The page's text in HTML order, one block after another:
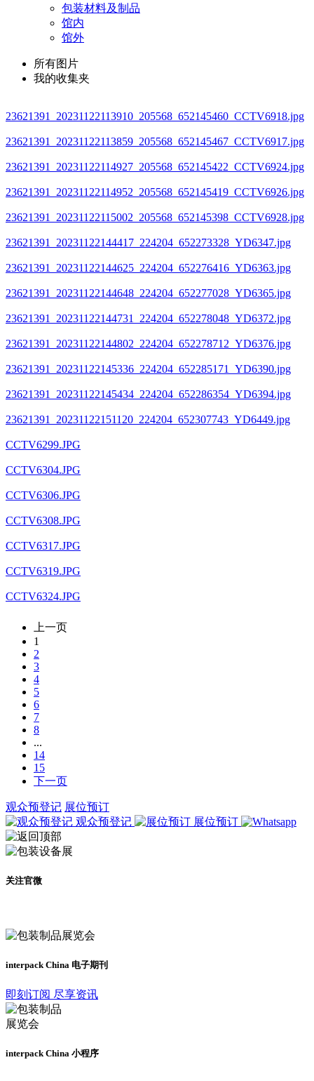
包装材料及制品
馆内
馆外
所有图片
我的收集夹
23621391_20231122113910_205568_652145460_CCTV6918.jpg
23621391_20231122113859_205568_652145467_CCTV6917.jpg
23621391_20231122114927_205568_652145422_CCTV6924.jpg
23621391_20231122114952_205568_652145419_CCTV6926.jpg
23621391_20231122115002_205568_652145398_CCTV6928.jpg
23621391_20231122144417_224204_652273328_YD6347.jpg
23621391_20231122144625_224204_652276416_YD6363.jpg
23621391_20231122144648_224204_652277028_YD6365.jpg
23621391_20231122144731_224204_652278048_YD6372.jpg
23621391_20231122144802_224204_652278712_YD6376.jpg
23621391_20231122145336_224204_652285171_YD6390.jpg
23621391_20231122145434_224204_652286354_YD6394.jpg
23621391_20231122151120_224204_652307743_YD6449.jpg
CCTV6299.JPG
CCTV6304.JPG
CCTV6306.JPG
CCTV6308.JPG
CCTV6317.JPG
CCTV6319.JPG
CCTV6324.JPG
上一页
1
2
3
4
5
6
7
8
...
14
15
下一页
观众预登记 展位预订
观众预登记
展位预订
关注官微
interpack China 电子期刊
即刻订阅 尽享资讯
interpack China 小程序